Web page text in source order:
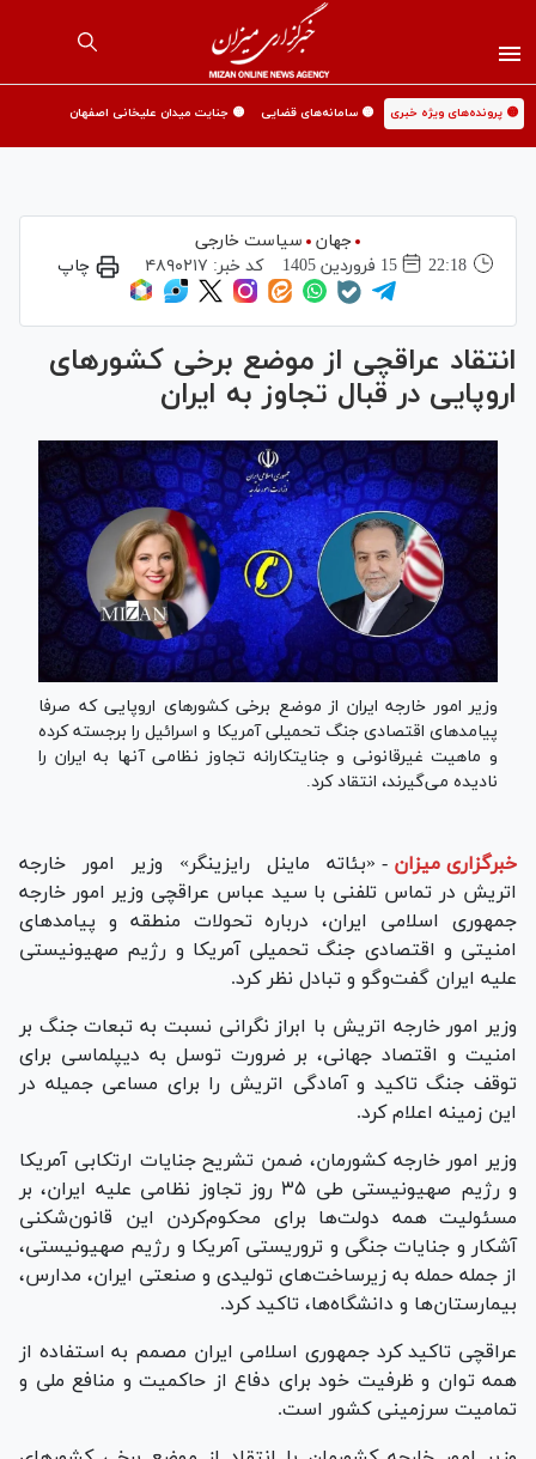
🟡 پرونده‌های ویژه خبری 🟡 سامانه‌های قضایی 🟡 جنایت میدان علیخانی اصفهان
جهان
سیاست خارجی
22:18
15 فروردين 1405 کد خبر: ۴۸۹۰۲۱۷ چاپ
انتقاد عراقچی از موضع برخی کشورهای
اروپایی در قبال تجاوز به ایران
وزیر امور خارجه ایران از موضع برخی کشورهای اروپایی که صرفا
پیامدهای اقتصادی جنگ تحمیلی آمریکا و اسرائیل را برجسته کرده
و ماهیت غیرقانونی و جنایتکارانه تجاوز نظامی آنها به ایران را
نادیده می‌گیرند، انتقاد کرد.
خبرگزاری میزان - «بئاته ماینل رایزینگر» وزیر امور خارجه
اتریش در تماس تلفنی با سید عباس عراقچی وزیر امور خارجه
جمهوری اسلامی ایران، درباره تحولات منطقه و پیامد‌های
امنیتی و اقتصادی جنگ تحمیلی آمریکا و رژیم صهیونیستی
علیه ایران گفت‌و‌گو و تبادل نظر کرد.
وزیر امور خارجه اتریش با ابراز نگرانی نسبت به تبعات جنگ بر
امنیت و اقتصاد جهانی، بر ضرورت توسل به دیپلماسی برای
توقف جنگ تاکید و آمادگی اتریش را برای مساعی جمیله در
این زمینه اعلام کرد.
وزیر امور خارجه کشورمان، ضمن تشریح جنایات ارتکابی آمریکا
و رژیم صهیونیستی طی ۳۵ روز تجاوز نظامی علیه ایران، بر
مسئولیت همه دولت‌ها برای محکوم‌کردن این قانون‌شکنی
آشکار و جنایات جنگی و تروریستی آمریکا و رژیم صهیونیستی،
از جمله حمله به زیرساخت‌های تولیدی و صنعتی ایران، مدارس،
بیمارستان‌ها و دانشگاه‌ها، تاکید کرد.
عراقچی تاکید کرد جمهوری اسلامی ایران مصمم به استفاده از
همه توان و ظرفیت خود برای دفاع از حاکمیت و منافع ملی و
تمامیت سرزمینی کشور است.